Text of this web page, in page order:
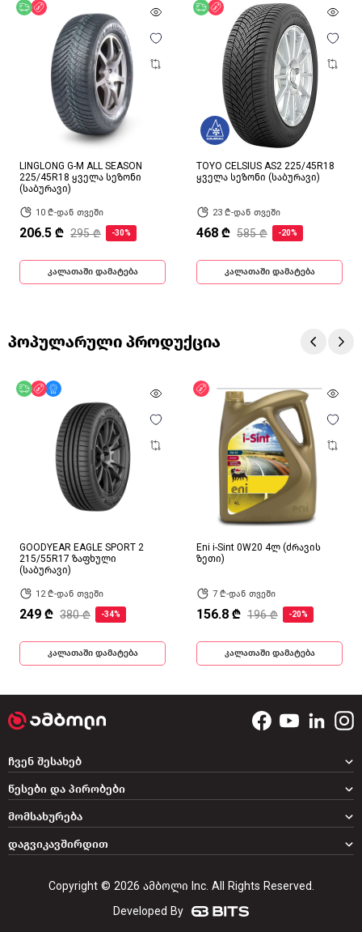
უფასო მიწოდება
LINGLONG G-M ALL SEASON
225/45R18 ყველა სეზონი
(საბურავი)
10 ₾-დან თვეში
206.5 ₾ 295 ₾ -30%
კალათაში დამატება
უფასო მიწოდება
ფასდაკლება
TOYO CELSIUS AS2 225/45R18
ყველა სეზონი (საბურავი)
23 ₾-დან თვეში
468 ₾ 585 ₾ -20%
კალათაში დამატება
პოპულარული პროდუქცია
უფასო მიწოდება
ფასდაკლება
GOODYEAR EAGLE SPORT 2
215/55R17 ზაფხული
(საბურავი)
12 ₾-დან თვეში
249 ₾ 380 ₾ -34%
კალათაში დამატება
ფასდაკლება
Eni i-Sint 0W20 4ლ (ძრავის
ზეთი)
7 ₾-დან თვეში
156.8 ₾ 196 ₾ -20%
კალათაში დამატება
დაგვიკავშირდით
ჩვენ შესახებ
წესები და პირობები
მომსახურება
Copyright © 2026 ამბოლი Inc. All Rights Reserved.
Developed By